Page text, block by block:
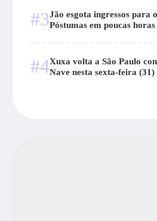
#3Jão esgota ingressos para
Póstumas em poucas horas
#4Xuxa volta a São Paulo
Nave nesta sexta-feira (31)